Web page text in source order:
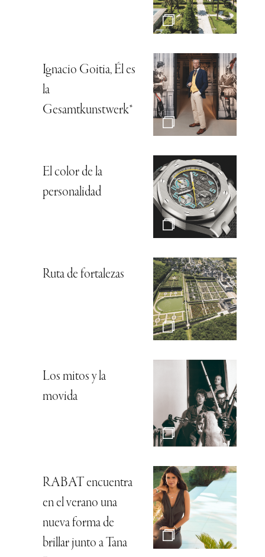
Ignacio Goitia, Él es
la
Gesamtkunstwerk*
El color de la
personalidad
Ruta de fortalezas
Los mitos y la
movida
RABAT encuentra
en el verano una
nueva forma de
brillar junto a Tana